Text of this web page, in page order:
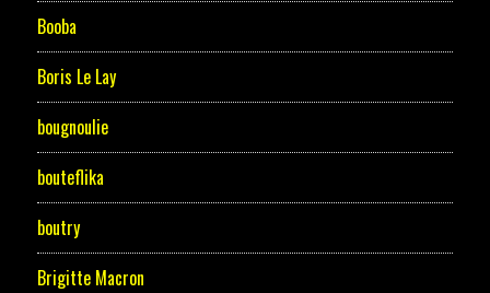
Booba
Boris Le Lay
bougnoulie
bouteflika
boutry
Brigitte Macron